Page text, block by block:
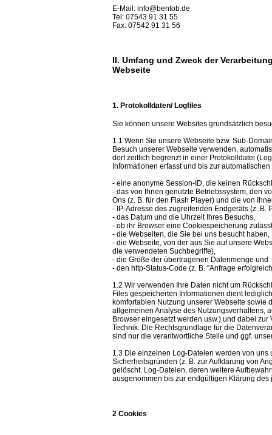
E-Mail: info@bentob.de
Tel: 07543 91 31 55
Fax: 07542 91 31 56
II. Umfang und Zweck der
Webseite
1. Protokolldaten/ Logfiles
Sie können unsere Websites grundsätzlich
1.1 Wenn Sie unsere Webseite bzw. Sub-
Besuch unserer Webseite verwenden,
dort zeitlich begrenzt in einer Protokolldatei
Informationen erfasst und bis zur
- eine anonyme Session-ID, die keinen
- das von Ihnen genutzte Betriebssystem, den
Ons (z. B. für den Flash Player) und die von
- IP-Adresse des zugreifenden Endgeräts (z. B.
- das Datum und die Uhrzeit Ihres Besuchs,
- ob ihr Browser eine Cookiespeicherung
- die Webseiten, die Sie bei uns besucht haben,
- die Webseite, von der aus Sie auf unsere
die verwendeten Suchbegriffe),
- die Größe der übertragenen Datenmenge und
- den http-Status-Code (z. B. "Anfrage
1.2 Wir verwenden Ihre Daten nicht um
Files gespeicherten Informationen dient
komfortablen Nutzung unserer Webseite sowie
allgemeinen Analyse des Nutzungsverhaltens,
Browser eingesetzt werden usw.) und dabei
Technik. Die Rechtsgrundlage für die
sind nur die verantwortliche Stelle und ggf.
1.3 Die einzelnen Log-Dateien werden von
Sicherheitsgründen (z. B. zur Aufklärung von
gelöscht. Log-Dateien, deren weitere
ausgenommen bis zur endgültigen Klärung des
2 Cookies